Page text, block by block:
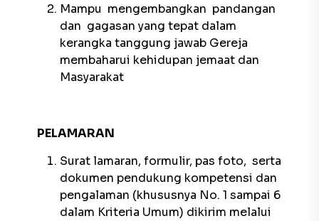
Mampu mengembangkan pandangan
dan gagasan yang tepat dalam
kerangka tanggung jawab Gereja
membaharui kehidupan jemaat dan
Masyarakat
PELAMARAN
Surat lamaran, formulir, pas foto, serta
dokumen pendukung kompetensi dan
pengalaman (khususnya No. 1 sampai 6
dalam Kriteria Umum) dikirim melalui